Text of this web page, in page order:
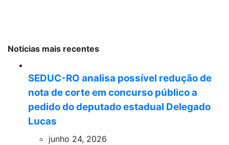
Noticias mais recentes
SEDUC-RO analisa possível redução de
nota de corte em concurso público a
pedido do deputado estadual Delegado
Lucas
junho 24, 2026